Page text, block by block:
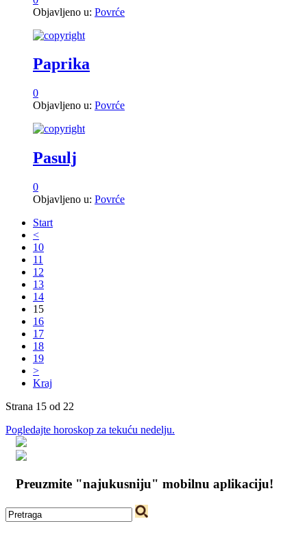
Objavljeno u: Povrće
Paprika
0
Objavljeno u: Povrće
Pasulj
0
Objavljeno u: Povrće
Start
<
10
11
12
13
14
15
16
17
18
19
>
Kraj
Strana 15 od 22
Pogledajte horoskop za tekuću nedelju.
Preuzmite "najukusniju" mobilnu aplikaciju!